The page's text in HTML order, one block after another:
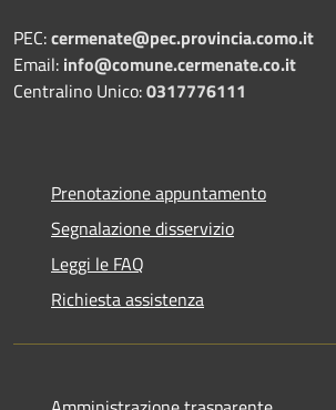
PEC:cermenate@pec.provincia.como.it
Email: info@comune.cermenate.co.it
Centralino Unico:0317776111
Prenotazione appuntamento
Segnalazione disservizio
Leggi le FAQ
Richiesta assistenza